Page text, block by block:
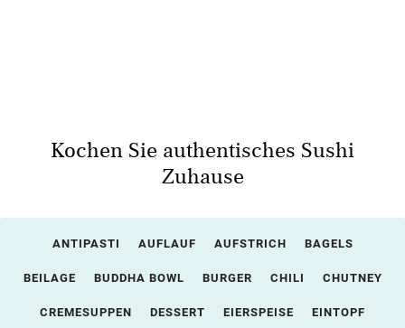
Kochen Sie authentisches Sushi
Zuhause
ANTIPASTI AUFLAUF AUFSTRICH BAGELS
BEILAGE BUDDHA BOWL BURGER CHILI CHUTNEY
CREMESUPPEN DESSERT EIERSPEISE EINTOPF